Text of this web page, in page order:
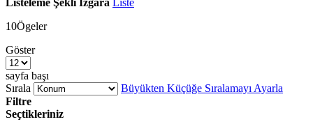
Listeleme Şekli Izgara Liste
10Ögeler
Göster
sayfa başı
Sırala
Büyükten Küçüğe Sıralamayı Ayarla
Filtre
Seçtikleriniz